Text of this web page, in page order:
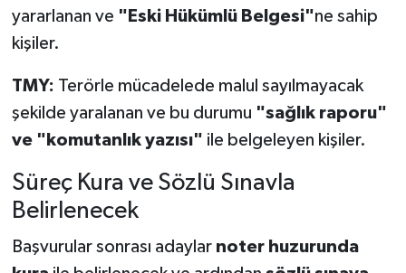
yararlanan ve "Eski Hükümlü Belgesi"ne sahip
kişiler.
TMY: Terörle mücadelede malul sayılmayacak
şekilde yaralanan ve bu durumu "sağlık raporu"
ve "komutanlık yazısı" ile belgeleyen kişiler.
Süreç Kura ve Sözlü Sınavla
Belirlenecek
Başvurular sonrası adaylar noter huzurunda